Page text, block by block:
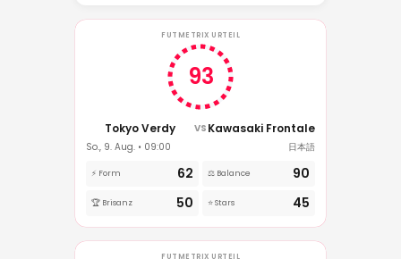
FUTMETRIX URTEIL
93
Tokyo Verdy VS Kawasaki Frontale
So., 9. Aug. • 09:00 日本語
⚡ Form 62 ⚖️ Balance 90
🏆 Brisanz 50 ⭐ Stars 45
FUTMETRIX URTEIL